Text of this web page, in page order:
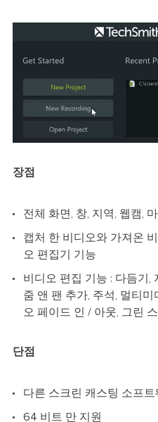
장점
전체 화면, 창, 지역, 웹캠,
캡처 한 비디오와 가져온
오 편집기 기능
비디오 편집 기능 : 다듬기,
줌 앤 팬 추가, 주석, 멀티미
오 페이드 인 / 아웃, 그린
단점
다른 스크린 캐스팅 소프
64 비트 만 지원